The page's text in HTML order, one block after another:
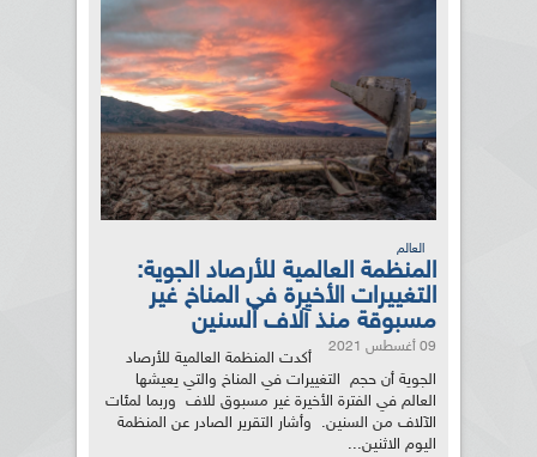
العالم
المنظمة العالمية للأرصاد الجوية:
التغييرات الأخيرة في المناخ غير
مسبوقة منذ آلاف السنين
09 أغسطس 2021
أكدت المنظمة العالمية للأرصاد
الجوية أن حجم التغييرات في المناخ والتي يعيشها
العالم في الفترة الأخيرة غير مسبوق للاف وربما لمئات
الآلاف من السنين. وأشار التقرير الصادر عن المنظمة
اليوم الاثنين...